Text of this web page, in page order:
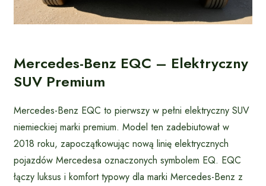
Mercedes-Benz EQC – Elektryczny
SUV Premium
Mercedes-Benz EQC to pierwszy w pełni elektryczny SUV
niemieckiej marki premium. Model ten zadebiutował w
2018 roku, zapoczątkowując nową linię elektrycznych
pojazdów Mercedesa oznaczonych symbolem EQ. EQC
łączy luksus i komfort typowy dla marki Mercedes-Benz z